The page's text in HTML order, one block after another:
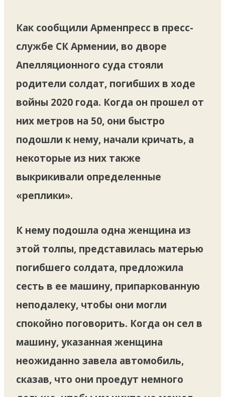
Как сообщили Арменпресс в пресс-
службе СК Армении, во дворе
Апелляционного суда стояли
родители солдат, погибших в ходе
войны 2020 года. Когда он прошел от
них метров на 50, они быстро
подошли к нему, начали кричать, а
некоторые из них также
выкрикивали определенные
«реплики».
К нему подошла одна женщина из
этой толпы, представилась матерью
погибшего солдата, предложила
сесть в ее машину, припаркованную
неподалеку, чтобы они могли
спокойно поговорить. Когда он сел в
машину, указанная женщина
неожиданно завела автомобиль,
сказав, что они проедут немного